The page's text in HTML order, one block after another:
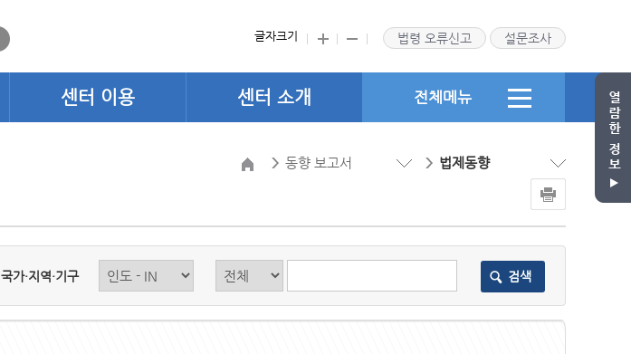
글자크기 법령 오류신고 설문조사
센터 이용 센터 소개 전체메뉴
동향 보고서 법제동향
국가·지역·기구 검색